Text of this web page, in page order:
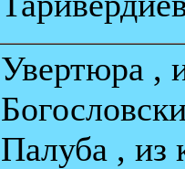
Увертюра ,
Палуба ,